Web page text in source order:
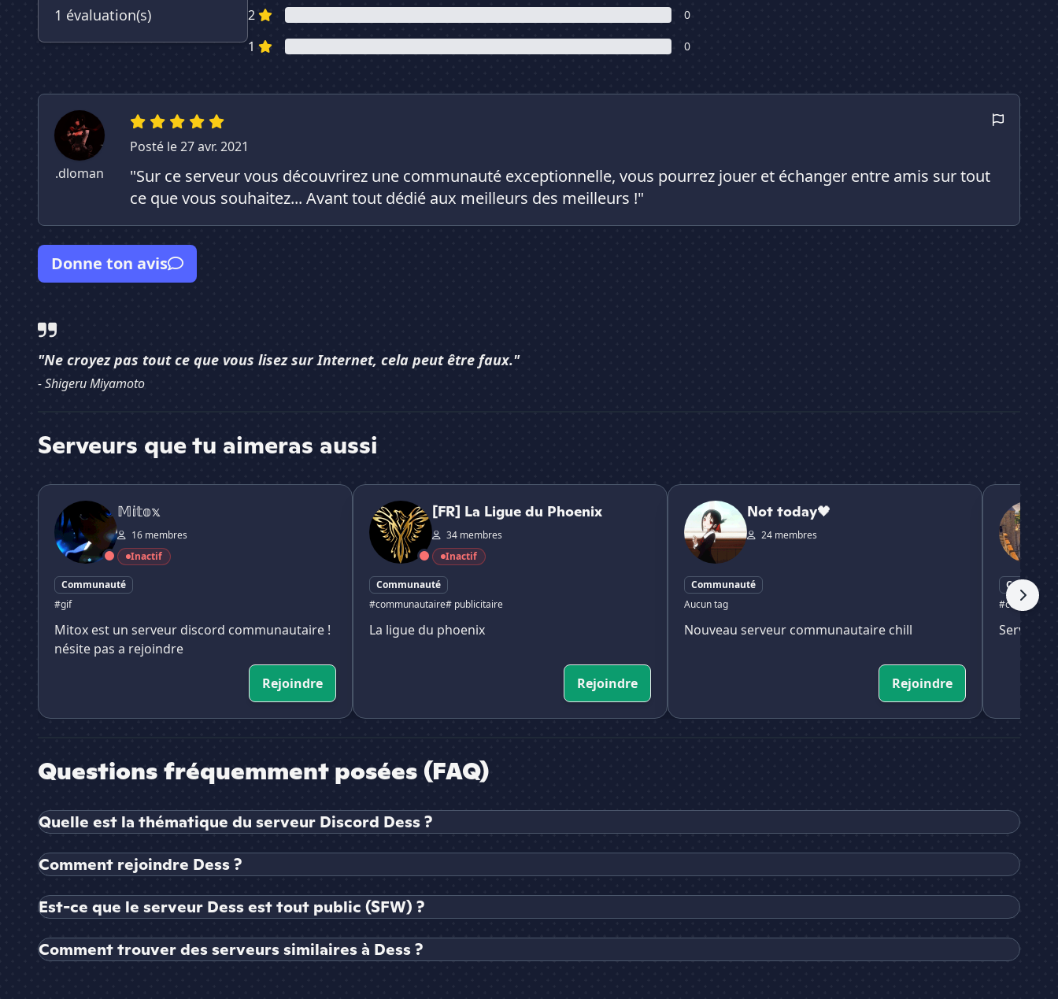
1 évaluation(s) 2 0
1 0
.dloman
Posté le 27 avr. 2021
"Sur ce serveur vous découvrirez une communauté exceptionnelle, vous pourrez jouer et échanger entre amis sur tout
ce que vous souhaitez... Avant tout dédié aux meilleurs des meilleurs !"
Donne ton avis
"Ne croyez pas tout ce que vous lisez sur Internet, cela peut être faux."
- Shigeru Miyamoto
Serveurs que tu aimeras aussi
𝕄𝕚𝕥𝕠𝕩
𝕄𝕚𝕥𝕠𝕩
16 membres
Inactif
Communauté
#gif
Mitox est un serveur discord communautaire !
nésite pas a rejoindre
Rejoindre
[FR] La Ligue du Phoenix
[FR] La Ligue du Phoenix
34 membres
Inactif
Communauté
#communautaire# publicitaire
La ligue du phoenix
Rejoindre
Not today🖤
Not today🖤
24 membres
Communauté
Aucun tag
Nouveau serveur communautaire chill
Rejoindre
Empire de
Server
Questions fréquemment posées (FAQ)
Quelle est la thématique du serveur Discord Dess ?
Comment rejoindre Dess ?
Est-ce que le serveur Dess est tout public (SFW) ?
Comment trouver des serveurs similaires à Dess ?